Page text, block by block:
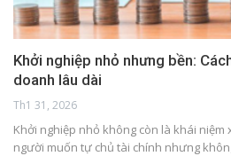
Khởi nghiệp nhỏ nhưng bền:
doanh lâu dài
Th1 31, 2026
Khởi nghiệp nhỏ không còn là khái niệm
người muốn tự chủ tài chính nhưng